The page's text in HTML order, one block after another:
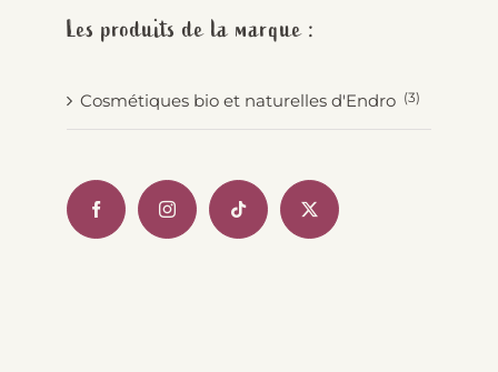
Les produits de la marque :
Cosmétiques bio et naturelles d'Endro (3)